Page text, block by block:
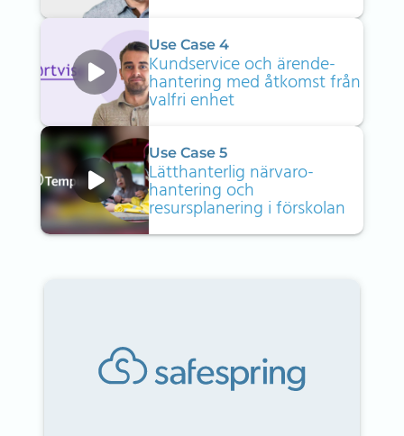
Use Case 4
Kundservice och ärende­
hantering med åtkomst från
valfri enhet
Use Case 5
Lätthanterlig närvaro­
hantering och
resursplanering i förskolan